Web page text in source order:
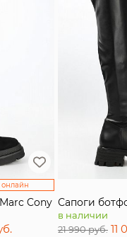
Cony Сапоги
в наличии
21 990 руб. 11